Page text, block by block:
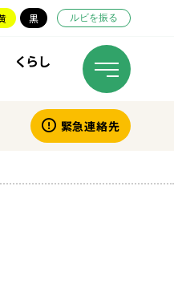
くらし
黒 ルビを振る
緊急連絡先